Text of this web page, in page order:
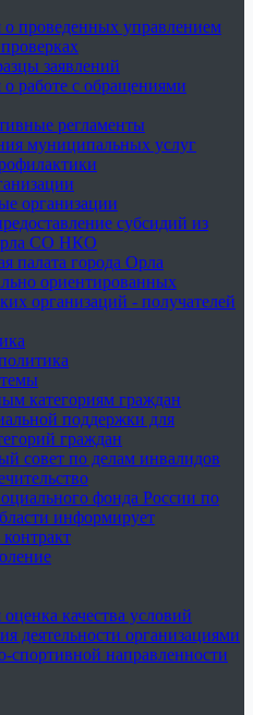
проведенных управлением
заявлений
работе с обращениями
регламенты
муниципальных услуг
организации
субсидий из
СО НКО
палата города Орла
ориентированных
организаций - получателей
категориям граждан
поддержки для
граждан
совет по делам инвалидов
фонда России по
информирует
качества условий
деятельности организациями
спортивной направленности